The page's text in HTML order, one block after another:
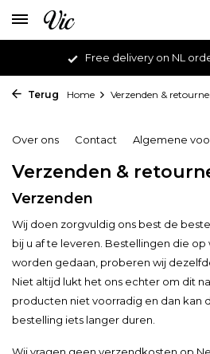
Free delivery on NL
Terug Home Verzenden &
Over ons Contact Algemene
Verzenden &
Verzenden
Wij doen zorgvuldig ons best de
bij u af te leveren. Bestellingen die
worden gedaan, proberen wij
Niet altijd lukt het ons echter om dit
producten niet voorradig en dan kan
bestelling iets langer duren.